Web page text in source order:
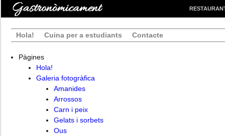
Hola! Cuina per a estudiants Contacte
Pàgines
Hola!
Galeria fotogràfica
Amanides
Arrossos
Carn i peix
Gelats i sorbets
Ous